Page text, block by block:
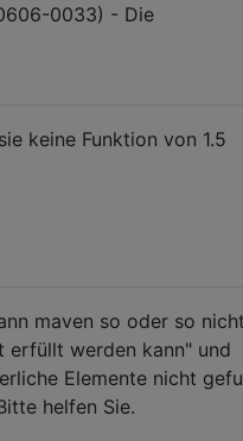
0033) - Die
keine Funktion von 1.5
maven so oder so nicht
erfüllt werden kann" und
Elemente nicht
helfen Sie.